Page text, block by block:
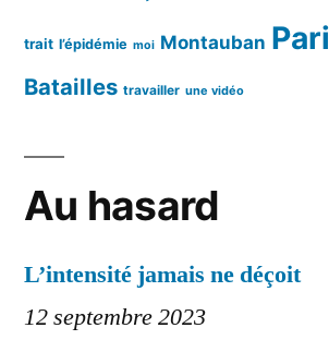
trait l’épidémie moi Montauban
Batailles travailler une vidéo
Au hasard
L’intensité jamais ne déçoit
12 septembre 2023